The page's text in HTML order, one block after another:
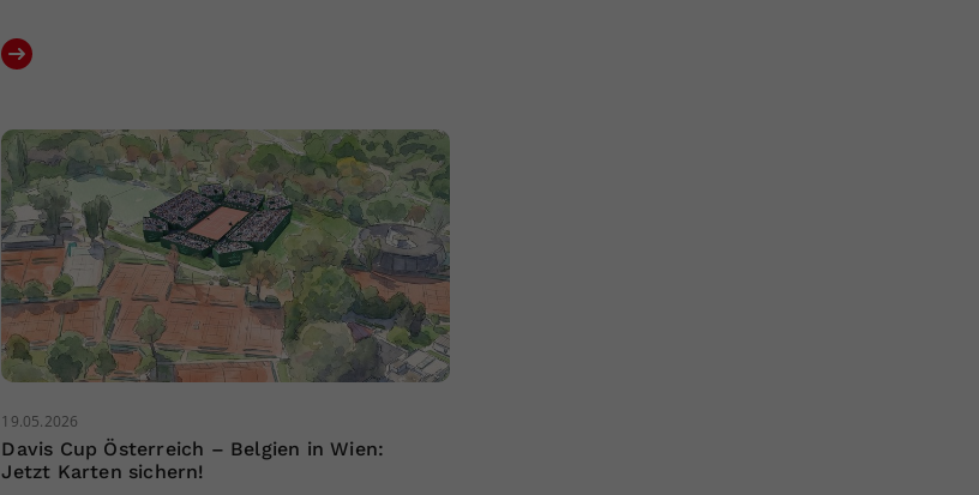
19.05.2026
Davis Cup Österreich – Belgien in Wien:
Jetzt Karten sichern!